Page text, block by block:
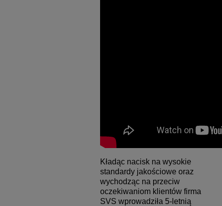
Kładąc nacisk na wysokie
standardy jakościowe oraz
wychodząc na przeciw
oczekiwaniom klientów firma
SVS wprowadziła 5-letnią